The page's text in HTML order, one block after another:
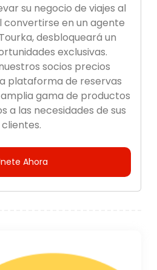
su negocio de viajes al
convertirse en un agente
desbloqueará un
exclusivas.
socios precios
plataforma de reservas
gama de productos
a las necesidades de sus
clientes.
Ahora